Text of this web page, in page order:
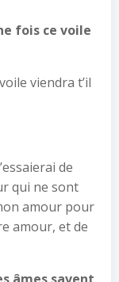
fois ce voile
viendra t’il
de
qui ne sont
amour pour
amour, et de